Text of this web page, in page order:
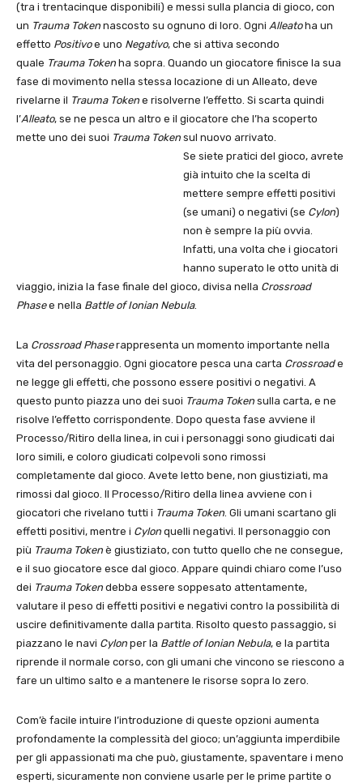
(tra i trentacinque disponibili) e messi sulla plancia di gioco, con
un Trauma Token nascosto su ognuno di loro. Ogni Alleatoha un
effetto Positivoe uno Negativo, che si attiva secondo
quale Trauma Token ha sopra. Quando un giocatore finisce la sua
fase di movimento nella stessa locazione di un Alleato, deve
rivelarne il Trauma Token e risolverne l’effetto. Si scarta quindi
l’Alleato, se ne pesca un altro e il giocatore che l’ha scoperto
mette uno dei suoi Trauma Token sul nuovo arrivato.
Se siete pratici del gioco, avrete
già intuito che la scelta di
mettere sempre effetti positivi
(se umani) o negativi (se Cylon)
non è sempre la più ovvia.
Infatti, una volta che i giocatori
hanno superato le otto unità di
viaggio, inizia la fase finale del gioco, divisa nella Crossroad
Phasee nella Battle of Ionian Nebula.
La Crossroad Phaserappresenta un momento importante nella
vita del personaggio. Ogni giocatore pesca una carta Crossroade
ne legge gli effetti, che possono essere positivi o negativi. A
questo punto piazza uno dei suoi Trauma Token sulla carta, e ne
risolve l’effetto corrispondente. Dopo questa fase avviene il
Processo/Ritiro della linea, in cui i personaggi sono giudicati dai
loro simili, e coloro giudicati colpevoli sono rimossi
completamente dal gioco. Avete letto bene, non giustiziati, ma
rimossi dal gioco. Il Processo/Ritiro della linea avviene con i
giocatori che rivelano tutti i Trauma Token. Gli umani scartano gli
effetti positivi, mentre i Cylon quelli negativi. Il personaggio con
più Trauma Token è giustiziato, con tutto quello che ne consegue,
e il suo giocatore esce dal gioco. Appare quindi chiaro come l’uso
dei Trauma Token debba essere soppesato attentamente,
valutare il peso di effetti positivi e negativi contro la possibilità di
uscire definitivamente dalla partita. Risolto questo passaggio, si
piazzano le navi Cylon per la Battle of Ionian Nebula, e la partita
riprende il normale corso, con gli umani che vincono se riescono a
fare un ultimo salto e a mantenere le risorse sopra lo zero.
Com’è facile intuire l’introduzione di queste opzioni aumenta
profondamente la complessità del gioco; un’aggiunta imperdibile
per gli appassionati ma che può, giustamente, spaventare i meno
esperti, sicuramente non conviene usarle per le prime partite o